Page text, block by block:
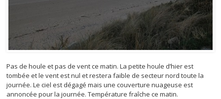
Pas de houle et pas de vent ce matin. La petite houle d’hier est
tombée et le vent est nul et restera faible de secteur nord toute la
journée. Le ciel est dégagé mais une couverture nuageuse est
annoncée pour la journée. Température fraîche ce matin.